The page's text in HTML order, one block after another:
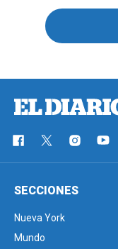
SECCIONES
Nueva York
Mundo